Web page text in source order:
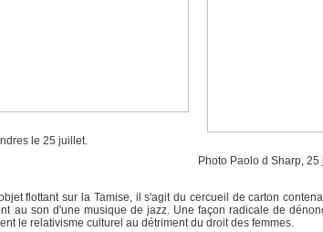
le 25 juillet.
Photo Paolo d Sharp,
flottant sur la Tamise, il s'agit du cercueil de carton
au son d'une musique de jazz. Une façon radicale de
le relativisme culturel au détriment du droit des femmes.